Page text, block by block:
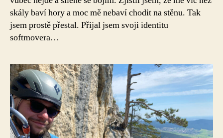
skály baví hory a moc mě nebaví chodit na stěnu. Tak
jsem prostě přestal. Přijal jsem svoji identitu
softmovera…